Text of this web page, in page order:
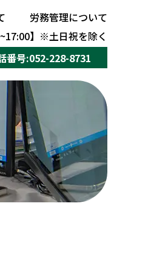
労務管理について
】※土日祝を除く
番号:052-228-8731
労務管理について